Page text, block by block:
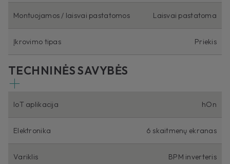
Montuojamos / laisvai pastatomos Laisvai pastatoma
Įkrovimo tipas Priekis
TECHNINĖS SAVYBĖS
IoT aplikacija hOn
Elektronika 6 skaitmenų ekranas
Variklis BPM inverteris